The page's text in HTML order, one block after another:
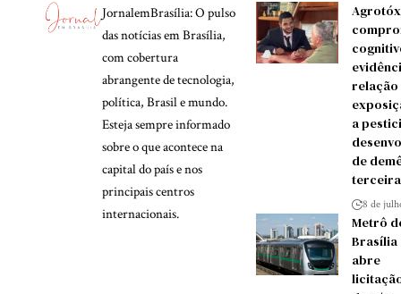
JornalemBrasília: O pulso
das notícias em Brasília,
com cobertura
abrangente de tecnologia,
política, Brasil e mundo.
Esteja sempre informado
sobre o que acontece na
capital do país e nos
principais centros
internacionais.
a
de
8 de
Metrô
Brasília
abre